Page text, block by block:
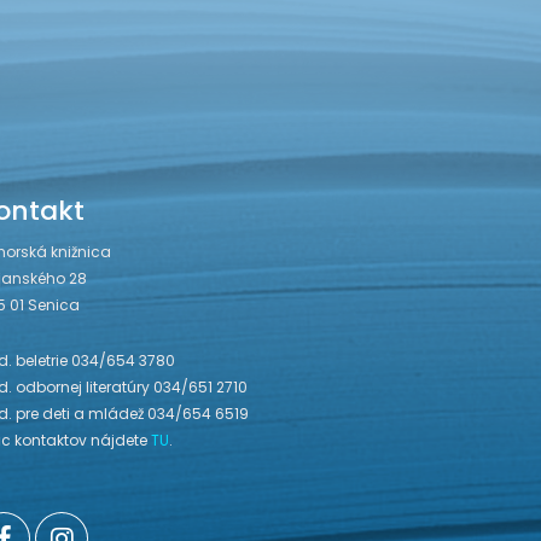
knižnica
28
01 Senica
beletrie 034/654 3780
odbornej literatúry 034/651 2710
pre deti a mládež 034/654 6519
kontaktov nájdeteTU.